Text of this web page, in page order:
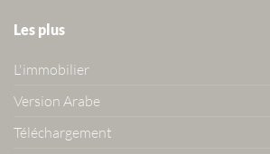
Les plus
L'immobilier
Version Arabe
Téléchargement